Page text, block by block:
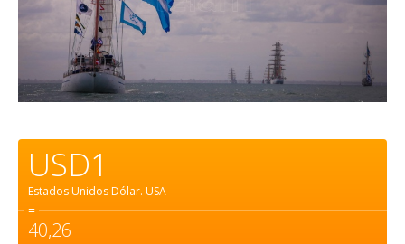
USD1
Estados Unidos Dólar. USA
=
40,26